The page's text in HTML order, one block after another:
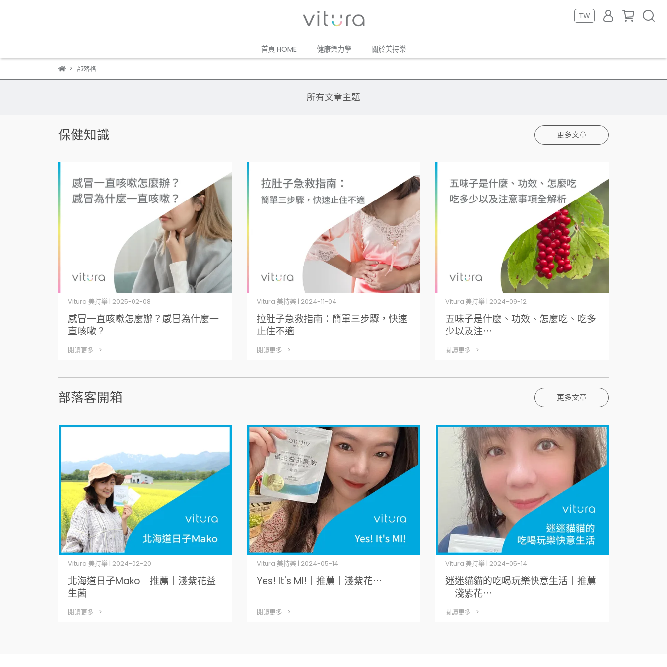
TW
首頁 HOME 健康樂力學 關於美持樂
部落格
所有文章主題
保健知識 更多文章
Vitura 美持樂 | 2025-02-08
感冒一直咳嗽怎麼辦？感冒為什麼一
直咳嗽？
閱讀更多 ->
Vitura 美持樂 | 2024-11-04
拉肚子急救指南：簡單三步驟，快速
止住不適
閱讀更多 ->
Vitura 美持樂 | 2024-09-12
五味子是什麼、功效、怎麼吃、吃多
少以及注⋯
閱讀更多 ->
部落客開箱 更多文章
Vitura 美持樂 | 2024-02-20
北海道日子Mako｜推薦｜淺紫花益
生菌
閱讀更多 ->
Vitura 美持樂 | 2024-05-14
Yes! It's MI!｜推薦｜淺紫花⋯
閱讀更多 ->
Vitura 美持樂 | 2024-05-14
迷迷貓貓的吃喝玩樂快意生活｜推薦
｜淺紫花⋯
閱讀更多 ->